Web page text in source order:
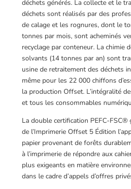
déchets générés. La collecte et le
déchets sont réalisés par des
de calage et les rognures, dont le
tonnes par mois, sont acheminés
recyclage par conteneur. La chimie
solvants (14 tonnes par an) sont
usine de retraitement des déchets
même pour les 22 000 chiffons
la production Offset. L’intégralité
et tous les consommables
La double certification PEFC-FSC®
de l’Imprimerie Offset 5 Édition
papier provenant de forêts
à l’imprimerie de répondre aux
plus exigeants en matière
dans le cadre d’appels d’offres